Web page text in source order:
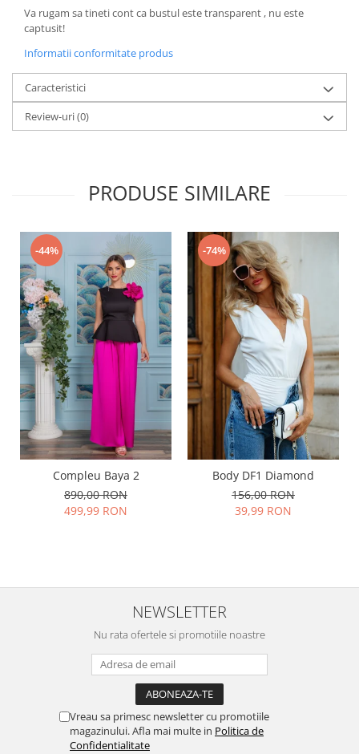
Va rugam sa tineti cont ca bustul este transparent , nu este
captusit!
Informatii conformitate produs
Caracteristici
Review-uri(0)
PRODUSE SIMILARE
-44%
Compleu Baya 2
890,00 RON
499,99 RON
-74%
Body DF1 Diamond
156,00 RON
39,99 RON
NEWSLETTER
Nu rata ofertele si promotiile noastre
Vreau sa primesc newsletter cu promotiile
magazinului. Afla mai multe in Politica de
Confidentialitate